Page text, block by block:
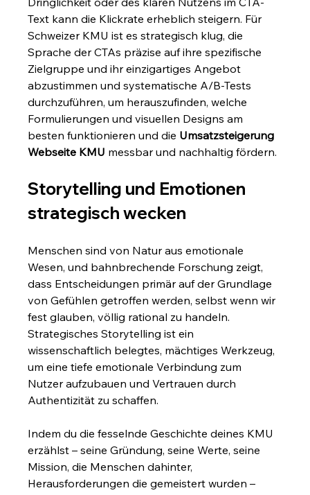
Text kann die Klickrate erheblich steigern. Für
Schweizer KMU ist es strategisch klug, die
Sprache der CTAs präzise auf ihre spezifische
Zielgruppe und ihr einzigartiges Angebot
abzustimmen und systematische A/B-Tests
durchzuführen, um herauszufinden, welche
Formulierungen und visuellen Designs am
besten funktionieren und die Umsatzsteigerung
Webseite KMU messbar und nachhaltig fördern.
Storytelling und Emotionen
strategisch wecken
Menschen sind von Natur aus emotionale
Wesen, und bahnbrechende Forschung zeigt,
dass Entscheidungen primär auf der Grundlage
von Gefühlen getroffen werden, selbst wenn wir
fest glauben, völlig rational zu handeln.
Strategisches Storytelling ist ein
wissenschaftlich belegtes, mächtiges Werkzeug,
um eine tiefe emotionale Verbindung zum
Nutzer aufzubauen und Vertrauen durch
Authentizität zu schaffen.
Indem du die fesselnde Geschichte deines KMU
erzählst – seine Gründung, seine Werte, seine
Mission, die Menschen dahinter,
Herausforderungen die gemeistert wurden –